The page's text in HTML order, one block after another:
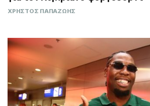
ΧΡΗΣΤΟΣ ΠΑΠΑΖΩΗΣ